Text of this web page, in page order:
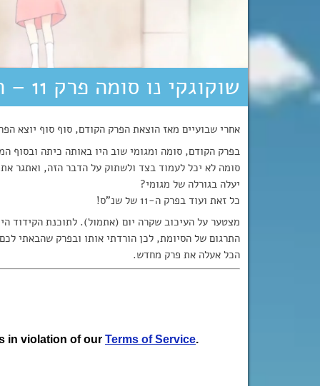
שוקוגקי נו סומה פרק 11 – המכשף מהמזרח!
אחרי שבועיים מאז הוצאת הפרק הקודם, סוף סוף יוצא הפרק ה-11 של שוקוגקי
בפרק הקודם, סומה ומגומי שוב היו באותה כיתה ובסוף
סומה לא יכל לעמוד בצד ולשתוק על הדבר הזה, ואתגר
יעלה בגורלה של מגומי?
כל זאת ועוד בפרק ה-11 של שנ”ס!
מצטער על העיכוב שקרה יום (אתמול). לתוכנת הקידוד
התרגום של הסיומת, לכן הורדתי אותו ובפרק שהבאתי
הכל אעלה את פרק מחדש.